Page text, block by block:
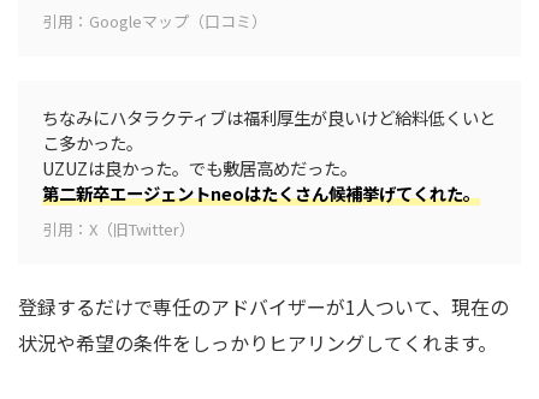
引用：Googleマップ（口コミ）
ちなみにハタラクティブは福利厚生が良いけど給料低くいと
こ多かった。
UZUZは良かった。でも敷居高めだった。
第二新卒エージェントneoはたくさん候補挙げてくれた。
引用：X（旧Twitter）
登録するだけで専任のアドバイザーが1人ついて、現在の
状況や希望の条件をしっかりヒアリングしてくれます。